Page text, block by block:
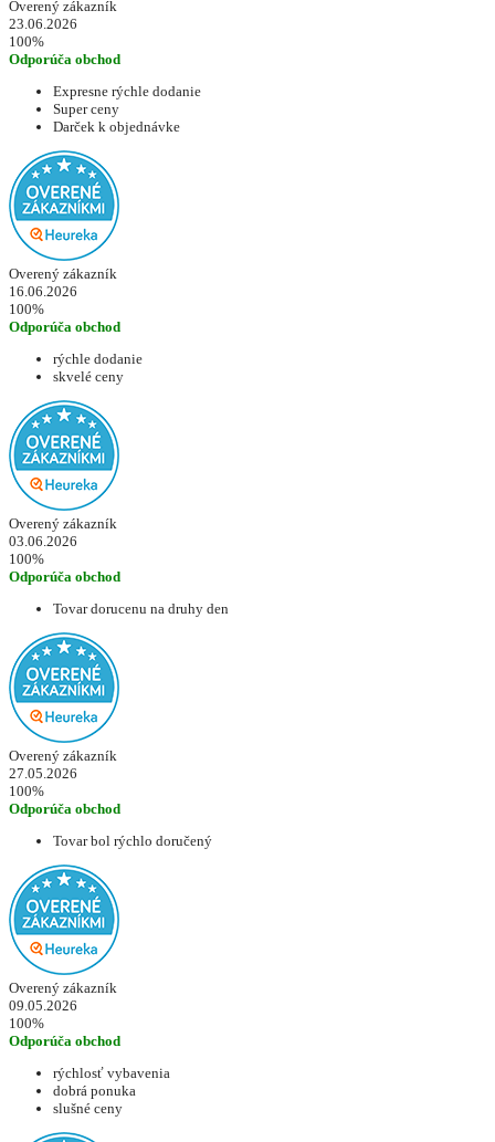
Overený zákazník
23.06.2026
100%
Odporúča obchod
Expresne rýchle dodanie
Super ceny
Darček k objednávke
Overený zákazník
16.06.2026
100%
Odporúča obchod
rýchle dodanie
skvelé ceny
Overený zákazník
03.06.2026
100%
Odporúča obchod
Tovar dorucenu na druhy den
Overený zákazník
27.05.2026
100%
Odporúča obchod
Tovar bol rýchlo doručený
Overený zákazník
09.05.2026
100%
Odporúča obchod
rýchlosť vybavenia
dobrá ponuka
slušné ceny